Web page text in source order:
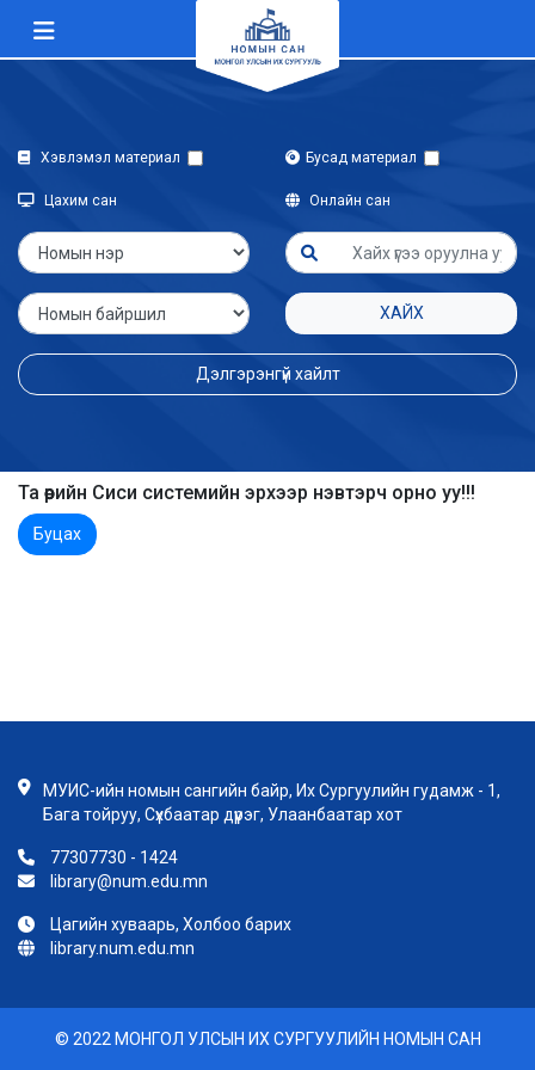
Хэвлэмэл материал Бусад материал
Цахим сан Онлайн сан
ХАЙХ
Дэлгэрэнгүй хайлт
Та өөрийн Сиси системийн эрхээр нэвтэрч орно уу!!!
Буцах
МУИС-ийн номын сангийн байр, Их Сургуулийн гудамж - 1,
Бага тойруу, Сүхбаатар дүүрэг, Улаанбаатар хот
77307730 - 1424
library@num.edu.mn
Цагийн хуваарь, Холбоо барих
library.num.edu.mn
© 2022 МОНГОЛ УЛСЫН ИХ СУРГУУЛИЙН НОМЫН САН